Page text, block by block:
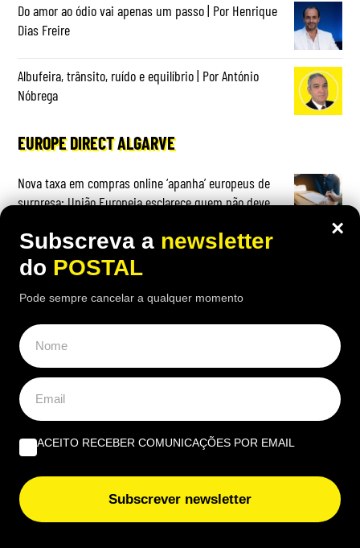
Do amor ao ódio vai apenas um passo | Por Henrique
Dias Freire
Albufeira, trânsito, ruído e equilíbrio | Por António
Nóbrega
EUROPE DIRECT ALGARVE
Nova taxa em compras online ‘apanha’ europeus de
surpresa: União Europeia esclarece quem não deve
Dê uma ‘vista de olhos’ à sua carteira: estas moedas de
2€ podem valer até 4.500€
×
Subscreva a newsletter
do POSTAL
Pode sempre cancelar a qualquer momento
ACEITO RECEBER COMUNICAÇÕES POR EMAIL
Subscrever newsletter